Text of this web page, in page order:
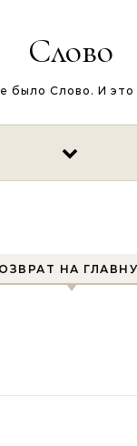
Слово
было Слово. И
НА